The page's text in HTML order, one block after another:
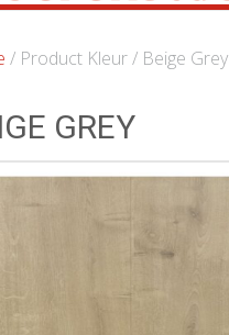
/ Product Kleur / Beige Grey
GREY